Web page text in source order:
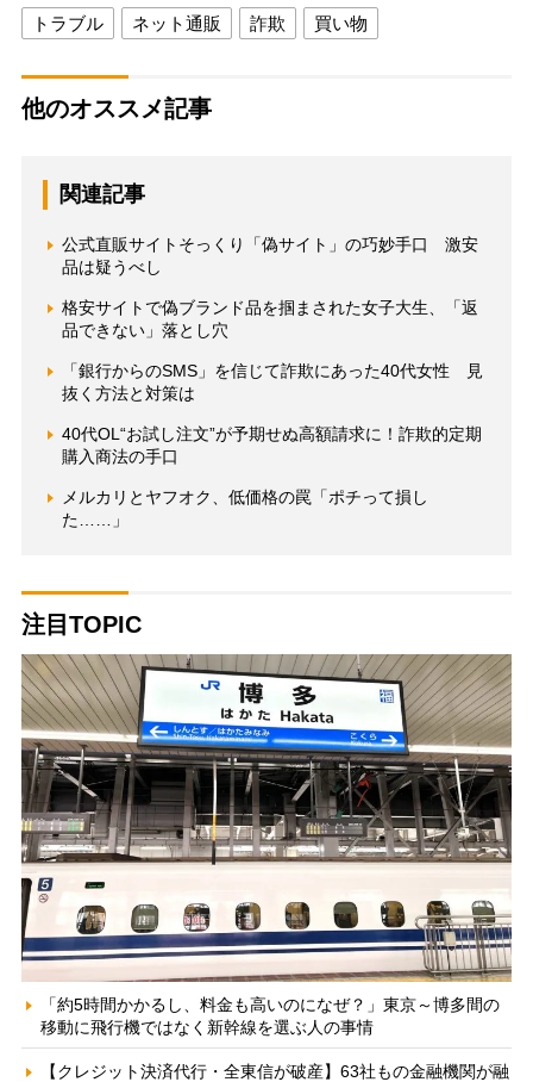
トラブル ネット通販 詐欺 買い物
他のオススメ記事
関連記事
公式直販サイトそっくり「偽サイト」の巧妙手口 激安
品は疑うべし
格安サイトで偽ブランド品を掴まされた女子大生、「返
品できない」落とし穴
「銀行からのSMS」を信じて詐欺にあった40代女性 見
抜く方法と対策は
40代OL“お試し注文”が予期せぬ高額請求に！詐欺的定期
購入商法の手口
メルカリとヤフオク、低価格の罠「ポチって損し
た……」
注目TOPIC
「約5時間かかるし、料金も高いのになぜ？」東京～博多間の
移動に飛行機ではなく新幹線を選ぶ人の事情
【クレジット決済代行・全東信が破産】63社もの金融機関が融